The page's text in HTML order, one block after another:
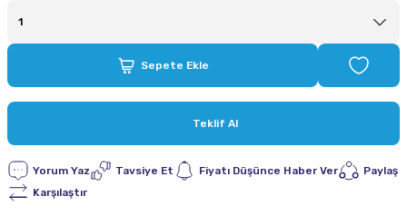
Sepete Ekle
Teklif Al
Yorum Yaz Tavsiye Et Fiyatı Düşünce Haber Ver
Paylaş
Karşılaştır